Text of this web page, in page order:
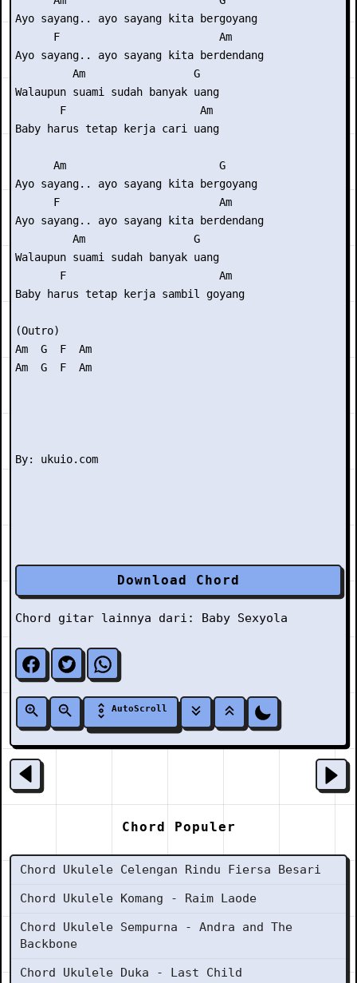
Ayo sayang.. ayo sayang kita bergoyang
      F                         Am
Ayo sayang.. ayo sayang kita berdendang
         Am                 G
Walaupun suami sudah banyak uang
       F                     Am
Baby harus tetap kerja cari uang
      Am                        G
Ayo sayang.. ayo sayang kita bergoyang
      F                         Am
Ayo sayang.. ayo sayang kita berdendang
         Am                 G
Walaupun suami sudah banyak uang
       F                        Am
Baby harus tetap kerja sambil goyang
(Outro)
Am  G  F  Am
Am  G  F  Am
Download Chord
Chord gitar lainnya dari: Baby Sexyola
AutoScroll
Chord Populer
Chord Ukulele Celengan Rindu Fiersa Besari
Chord Ukulele Komang - Raim Laode
Chord Ukulele Sempurna - Andra and The
Backbone
Chord Ukulele Duka - Last Child